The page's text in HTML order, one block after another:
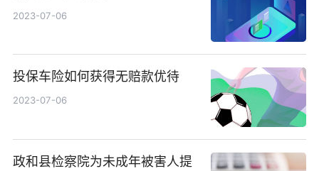
2023-07-06
投保车险如何获得无赔款优待
2023-07-06
政和县检察院为未成年被害人提